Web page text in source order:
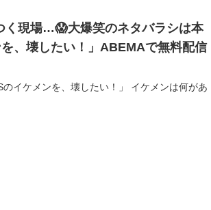
く現場…😱大爆笑のネタバラシは本
、壊したい！」ABEMAで無料配信
イケメンを、壊したい！」 イケメンは何があ